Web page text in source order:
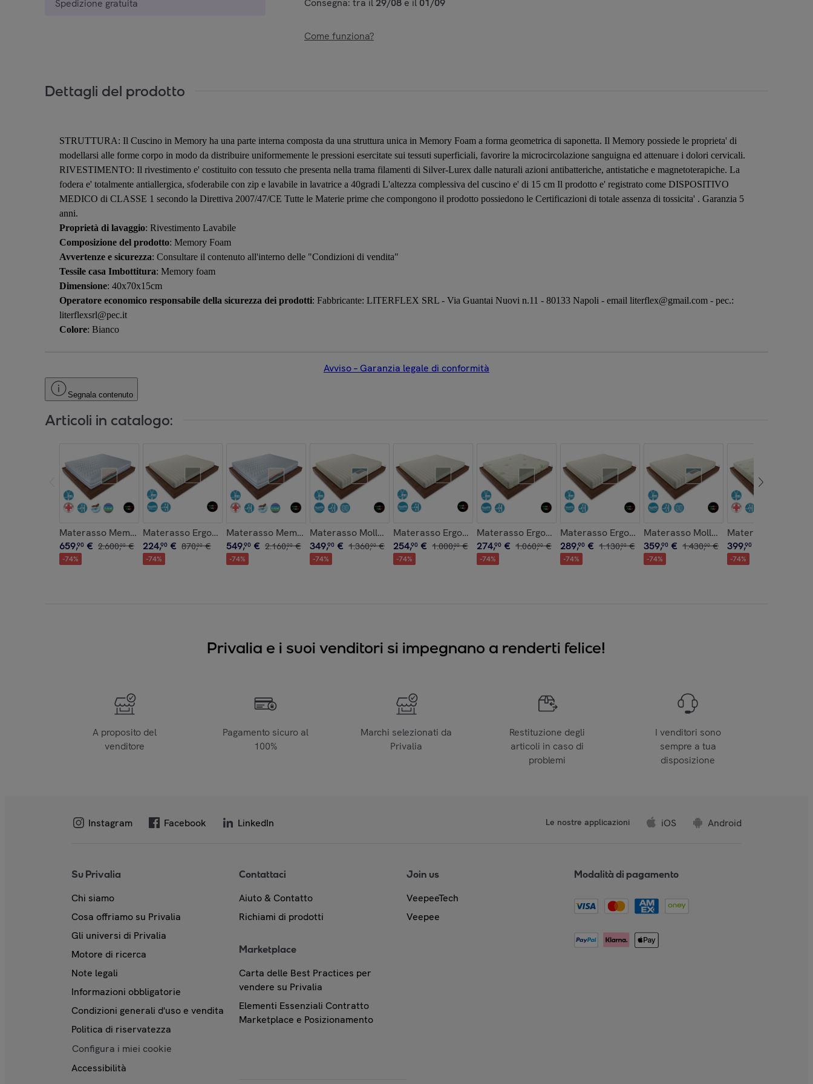
Spedizione gratuita Consegna: tra il 29/08 e il 01/09
Come funziona?
Dettagli del prodotto
STRUTTURA: Il Cuscino in Memory ha una parte interna composta da una struttura unica in Memory Foam a forma geometrica di saponetta. Il Memory possiede le proprieta' di
modellarsi alle forme corpo in modo da distribuire uniformemente le pressioni esercitate sui tessuti superficiali, favorire la microcircolazione sanguigna ed attenuare i dolori cervicali.
RIVESTIMENTO: Il rivestimento e' costituito con tessuto che presenta nella trama filamenti di Silver-Lurex dalle naturali azioni antibatteriche, antistatiche e magnetoterapiche. La
fodera e' totalmente antiallergica, sfoderabile con zip e lavabile in lavatrice a 40gradi L'altezza complessiva del cuscino e' di 15 cm Il prodotto e' registrato come DISPOSITIVO
MEDICO di CLASSE 1 secondo la Direttiva 2007/47/CE Tutte le Materie prime che compongono il prodotto possiedono le Certificazioni di totale assenza di tossicita' . Garanzia 5
anni.
Proprietà di lavaggio: Rivestimento Lavabile
Composizione del prodotto: Memory Foam
Avvertenze e sicurezza: Consultare il contenuto all'interno delle "Condizioni di vendita"
Tessile casa Imbottitura: Memory foam
Dimensione: 40x70x15cm
Operatore economico responsabile della sicurezza dei prodotti: Fabbricante: LITERFLEX SRL - Via Guantai Nuovi n.11 - 80133 Napoli - email literflex@gmail.com - pec.:
literflexsrl@pec.it
Colore: Bianco
Avviso – Garanzia legale di conformità
Segnala contenuto
Articoli in catalogo:
Materasso Memory 4 Strati WAVEFORM in Silver3D 180x200
659,90 € 2.600,00 €
-74%
Materasso Ergonomico H16 Sfoderabile Antiallergico 160x195
224,90 € 870,00 €
-74%
Materasso Memory 4 Strati WAVEFORM in Silver3D 160x190
549,90 € 2.160,00 €
-74%
Materasso Molle Indipendenti H21 Classic 160x195
349,90 € 1.360,00 €
-74%
Materasso Ergonomico H16 Sfoderabile Antiallergico 180x200
254,90 € 1.000,00 €
-74%
Materasso Ergonomico H21 in Aloe 160x195
274,90 € 1.060,00 €
-74%
Materasso Ergonomico H20 Sfoderabile Classico 180x200
289,90 € 1.130,00 €
-74%
Materasso Molle Indipendenti H21
359,90 € 1.430,00 €
-74%
Materasso
399,90
-74%
Privalia e i suoi venditori si impegnano a renderti felice!
A proposito del
venditore
Pagamento sicuro al
100%
Marchi selezionati da
Privalia
Restituzione degli
articoli in caso di
problemi
I venditori sono
sempre a tua
disposizione
Instagram Facebook LinkedIn Le nostre applicazioni iOS Android
Su Privalia
Chi siamo
Cosa offriamo su Privalia
Gli universi di Privalia
Motore di ricerca
Note legali
Informazioni obbligatorie
Condizioni generali d'uso e vendita
Politica di riservatezza
Configura i miei cookie
Accessibilità
Contattaci
Aiuto & Contatto
Richiami di prodotti
Marketplace
Carta delle Best Practices per
vendere su Privalia
Elementi Essenziali Contratto
Marketplace e Posizionamento
Join us
VeepeeTech
Veepee
Modalità di pagamento